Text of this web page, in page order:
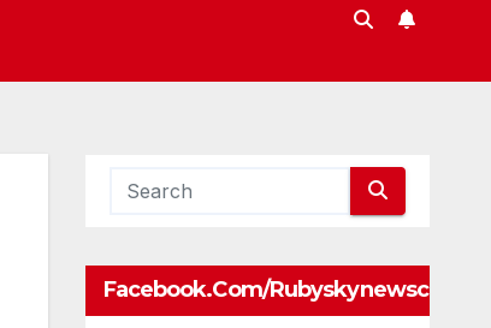
Facebook.com/rubyskynewscom